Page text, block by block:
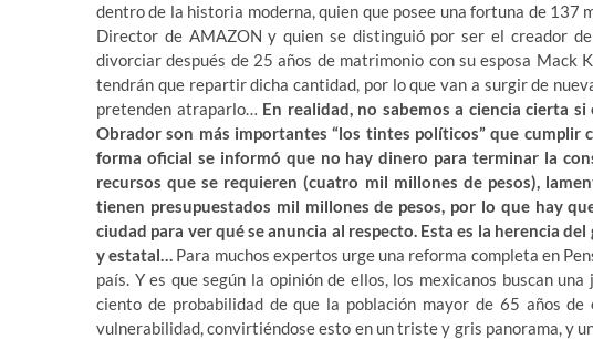
dentro de la historia moderna, quien que posee una fortuna de 137
Director de AMAZON y quien se distinguió por ser el creador
divorciar después de 25 años de matrimonio con su esposa Mack
tendrán que repartir dicha cantidad, por lo que van a surgir de
pretenden atraparlo… En realidad, no sabemos a ciencia cierta
Obrador son más importantes “los tintes políticos” que cumplir
forma oficial se informó que no hay dinero para terminar la
recursos que se requieren (cuatro mil millones de pesos),
tienen presupuestados mil millones de pesos, por lo que hay
ciudad para ver qué se anuncia al respecto. Esta es la herencia
y estatal… Para muchos expertos urge una reforma completa en
país. Y es que según la opinión de ellos, los mexicanos buscan
ciento de probabilidad de que la población mayor de 65 años
vulnerabilidad, convirtiéndose esto en un triste y gris panorama, y